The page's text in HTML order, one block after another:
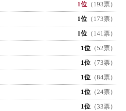
1位 （193票）
1位 （173票）
1位 （141票）
1位 （52票）
1位 （73票）
1位 （84票）
1位 （24票）
1位 （33票）